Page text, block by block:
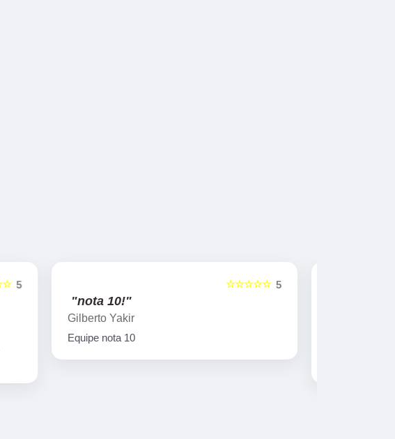
☆☆☆☆☆
"Ótima qualidade!"
Laercio Viegas
Uma empresa séria e com um excelente
ótima qualidade